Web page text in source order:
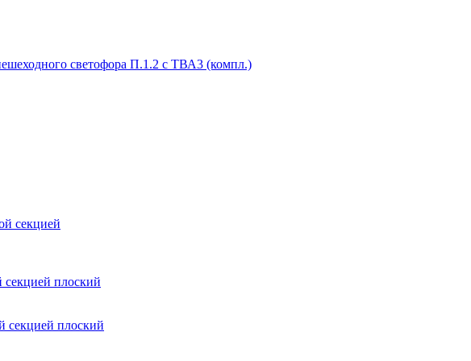
светофора П.1.2 с ТВА3 (компл.)
секцией
плоский
секцией плоский